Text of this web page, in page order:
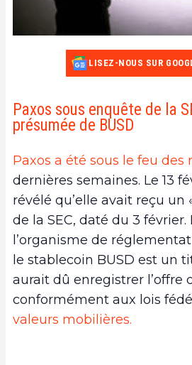
LISEZ-NOUS SUR
Paxos sous enquête de la
présumée de BUSD
Paxos a été sous le feu des
dernières semaines. Le 13
révélé qu’elle avait reçu un
de la SEC, daté du 3
l’organisme de
le stablecoin BUSD est un
aurait dû enregistrer l’offre
conformément aux lois
valeurs mobilières.